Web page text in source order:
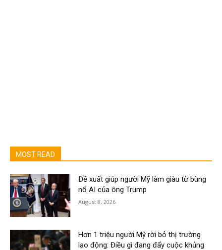
MOST READ
Đề xuất giúp người Mỹ làm giàu từ bùng
nổ AI của ông Trump
August 8, 2026
Hơn 1 triệu người Mỹ rời bỏ thị trường
lao động: Điều gì đang đẩy cuộc khủng